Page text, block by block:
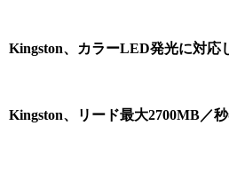
Kingston、カラーLED発光に対応
Kingston、リード最大2700MB／